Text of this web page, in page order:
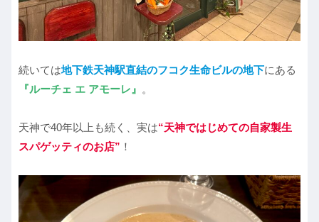
続いては地下鉄天神駅直結のフコク生命ビルの地下にある
『ルーチェ エ アモーレ』 。
天神で40年以上も続く、実は“天神ではじめての自家製生
スパゲッティのお店” ！